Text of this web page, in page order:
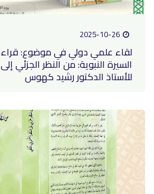
2025-10-26
لقاء علمي دولي في موضوع:
السيرة النبوية: من النظر الجزئي
للأستاذ الدكتور رشيد كهوس